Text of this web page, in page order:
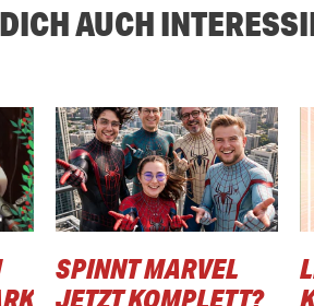
AUCH
SPINNT MARVEL
JETZT KOMPLETT?